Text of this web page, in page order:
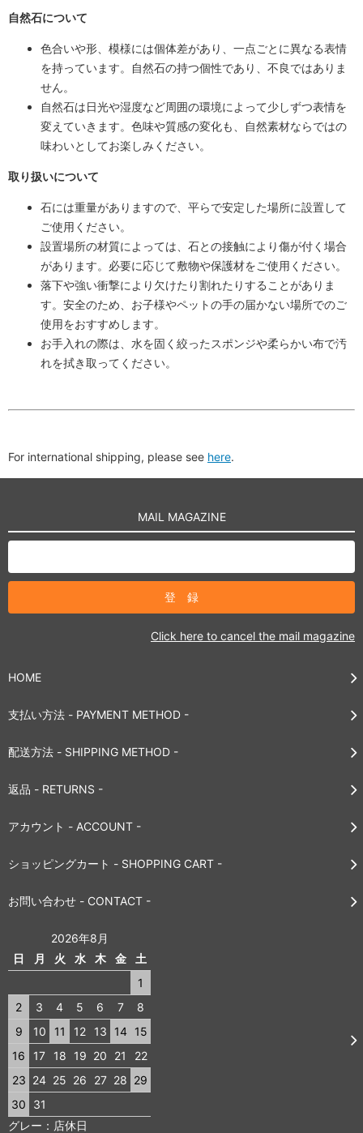
自然石について
色合いや形、模様には個体差があり、一点ごとに異なる表情
を持っています。自然石の持つ個性であり、不良ではありま
せん。
自然石は日光や湿度など周囲の環境によって少しずつ表情を
変えていきます。色味や質感の変化も、自然素材ならではの
味わいとしてお楽しみください。
取り扱いについて
石には重量がありますので、平らで安定した場所に設置して
ご使用ください。
設置場所の材質によっては、石との接触により傷が付く場合
があります。必要に応じて敷物や保護材をご使用ください。
落下や強い衝撃により欠けたり割れたりすることがありま
す。安全のため、お子様やペットの手の届かない場所でのご
使用をおすすめします。
お手入れの際は、水を固く絞ったスポンジや柔らかい布で汚
れを拭き取ってください。
For international shipping, please see here.
MAIL MAGAZINE
Click here to cancel the mail magazine
HOME
支払い方法 - PAYMENT METHOD -
配送方法 - SHIPPING METHOD -
返品 - RETURNS -
アカウント - ACCOUNT -
ショッピングカート - SHOPPING CART -
お問い合わせ - CONTACT -
2026年8月
日
月 火 水 木 金
土
1
2
3 4 5 6 7
8
9
10 11 12 13 14
15
16
17 18 19 20 21
22
23 24 25 26 27 28 29
30
31
グレー：店休日